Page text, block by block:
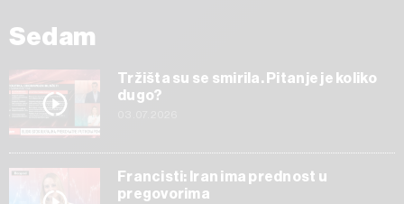
Sedam
Tržišta su se smirila. Pitanje je koliko
dugo?
Francisti: Iran ima prednost u
pregovorima